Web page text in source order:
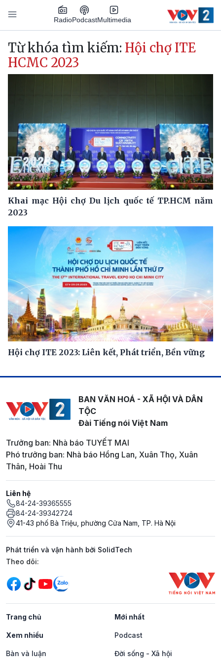
Nhảy đến nội dung
RadioPodcastMultimedia
Main navigation
Từ khóa tìm kiếm: Hội chợ ITE
HCMC 2023
Khai mạc Hội chợ Du lịch quốc tế TP.HCM năm
2023
Hội chợ ITE 2023: Liên kết, Phát triển, Bền vững
BAN VĂN HOÁ - XÃ HỘI VÀ DÂN
TỘC
Đài Tiếng nói Việt Nam
Trưởng ban: Nhà báo TUYẾT MAI
Phó trưởng ban: Nhà báo Hồng Lan, Xuân Thọ, Xuân
Thân, Hoài Thu
Liên hệ
84-24-39365555
84-24-39342724
41-43 phố Bà Triệu, phường Cửa Nam, TP. Hà Nội
Phát triển và vận hành bởi SolidTech
Mạng xã hội
Theo dõi:
Trang chủ Mới nhất
Xem nhiều Podcast
Bàn và luận Đời sống - Xã hội